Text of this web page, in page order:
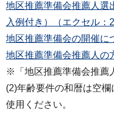
地区推薦準備会推薦人選
入例付き）（エクセル：
地区推薦準備会の開催に
地区推薦準備会推薦人の
※「地区推薦準備会推薦
(2)年齢要件の和暦は空
使用ください。